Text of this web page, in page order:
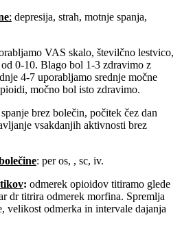
: depresija, strah, motnje spanja,
VAS skalo, številčno lestvico,
0-10. Blago bol 1-3 zdravimo z
4-7 uporabljamo srednje močne
močno bol isto zdravimo.
spanje brez bolečin, počitek čez dan
vsakdanjih aktivnosti brez
: per os, , sc, iv.
: odmerek opioidov titiramo glede
dr titrira odmerek morfina. Spremlja
velikost odmerka in intervale dajanja